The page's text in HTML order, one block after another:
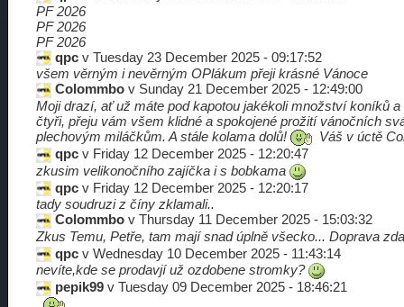
PF 2026
PF 2026
PF 2026
qpc v Tuesday 23 December 2025 - 09:17:52
všem věrným i nevěrným OPlákum přeji krásné Vánoce
Colommbo v Sunday 21 December 2025 - 12:49:00
Moji drazí, ať už máte pod kapotou jakékoli množství koníků
čtyři, přeju vám všem klidné a spokojené prožití vánočních
plechovým miláčkům. A stále kolama dolů!
Váš v úctě
qpc v Friday 12 December 2025 - 12:20:47
zkusim velikonočního zajíčka i s bobkama
qpc v Friday 12 December 2025 - 12:20:17
tady soudruzi z číny zklamali..
Colommbo v Thursday 11 December 2025 - 15:03:32
Zkus Temu, Petře, tam mají snad úplně všecko... Doprava
qpc v Wednesday 10 December 2025 - 11:43:14
nevíte,kde se prodavjí už ozdobene stromky?
pepik99 v Tuesday 09 December 2025 - 18:46:21
.